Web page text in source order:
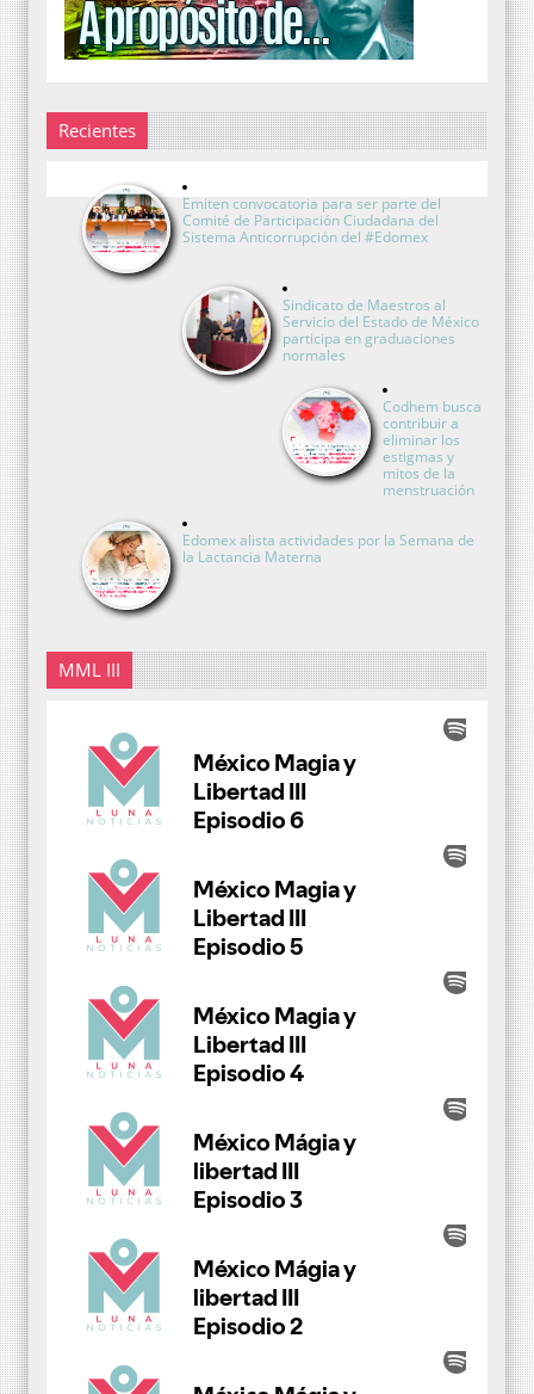
Recientes
Emiten convocatoria para ser parte del
Comité de Participación Ciudadana del
Sistema Anticorrupción del #Edomex
Sindicato de Maestros al
Servicio del Estado de México
participa en graduaciones
normales
Codhem busca
contribuir a
eliminar los
estigmas y
mitos de la
menstruación
Edomex alista actividades por la Semana de
la Lactancia Materna
MML III